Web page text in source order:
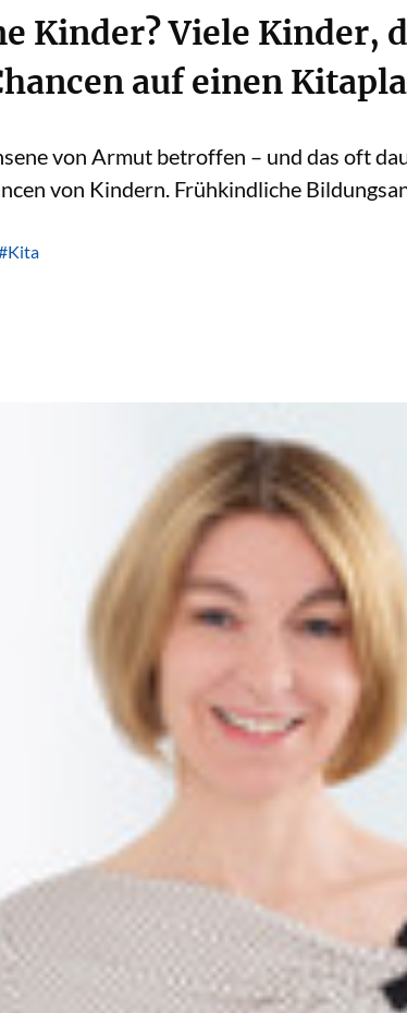
Kinder? Viele Kinder,
auf einen
von Armut betroffen – und das oft
von Kindern. Frühkindliche